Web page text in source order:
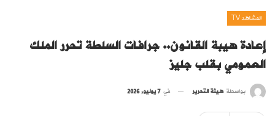
المشاهد TV
إعادة هيبة القانون.. جرافات السلطة تحرر الملك
العمومي بقلب جليز
بواسطة هيئة التحرير في 7 يوليو, 2026